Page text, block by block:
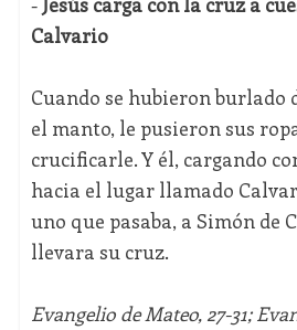
Calvario
Cuando se hubieron burlado
el manto, le pusieron sus
crucificarle. Y él, cargando
hacia el lugar llamado
uno que pasaba, a Simón de
llevara su cruz.
Evangelio de Mateo, 27-31;